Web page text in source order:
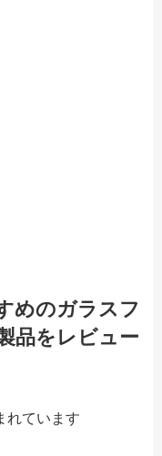
めのガラスフ
品をレビュー
れています